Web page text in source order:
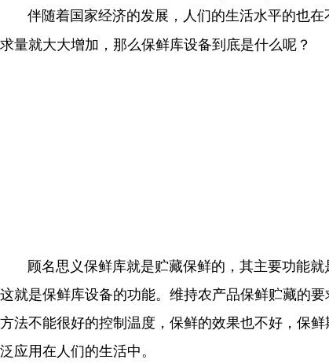
伴随着国家经济的发展，人们的生活水平的也在
求量就大大增加，那么保鲜库设备到底是什么呢？
顾名思义保鲜库就是贮藏保鲜的，其主要功能就
这就是保鲜库设备的功能。维持农产品保鲜贮藏的
方法不能很好的控制温度，保鲜的效果也不好，保
泛应用在人们的生活中。